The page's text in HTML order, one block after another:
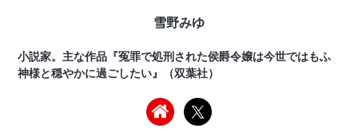
雪野みゆ
小説家。主な作品『冤罪で処刑された侯爵令嬢は今世ではもふ
神様と穏やかに過ごしたい』（双葉社）